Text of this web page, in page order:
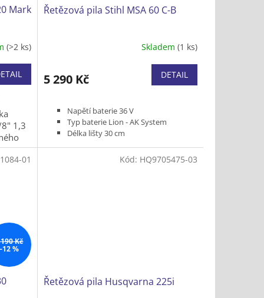
Mark
(>2 ks)
1,3
Řetězová pila Stihl MSA 60 C-B
Skladem (1 ks)
5 290 Kč DETAIL
Napětí baterie 36 V
Typ baterie Lion - AK System
Délka lišty 30 cm
Hmotnost (bez baterie a řezného
Kč
%
01
Řetězová pila Husqvarna 225i
Kód: HQ9705475-03